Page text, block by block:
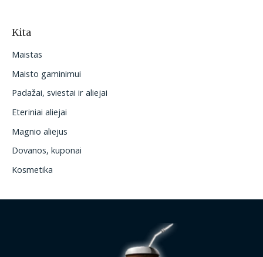
Kita
Maistas
Maisto gaminimui
Padažai, sviestai ir aliejai
Eteriniai aliejai
Magnio aliejus
Dovanos, kuponai
Kosmetika